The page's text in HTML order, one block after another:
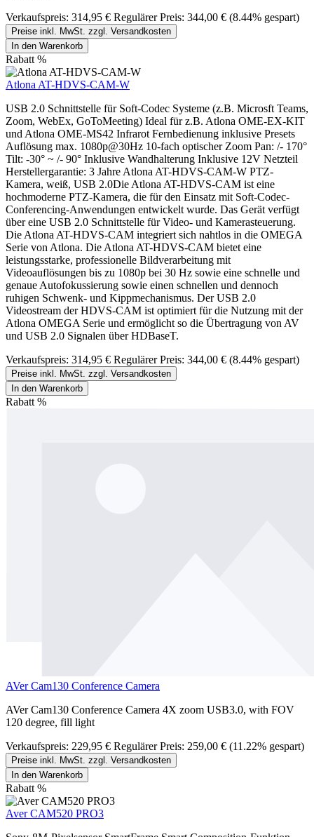
Verkaufspreis: 314,95 € Regulärer Preis: 344,00 € (8.44% gespart)
Preise inkl. MwSt. zzgl. Versandkosten
In den Warenkorb
Rabatt %
Atlona AT-HDVS-CAM-W
USB 2.0 Schnittstelle für Soft-Codec Systeme (z.B. Microsft Teams,
Zoom, WebEx, GoToMeeting) Ideal für z.B. Atlona OME-EX-KIT
und Atlona OME-MS42 Infrarot Fernbedienung inklusive Presets
Auflösung max. 1080p@30Hz 10-fach optischer Zoom Pan: /- 170°
Tilt: -30° ~ /- 90° Inklusive Wandhalterung Inklusive 12V Netzteil
Herstellergarantie: 3 Jahre Atlona AT-HDVS-CAM-W PTZ-
Kamera, weiß, USB 2.0Die Atlona AT-HDVS-CAM ist eine
hochmoderne PTZ-Kamera, die für den Einsatz mit Soft-Codec-
Conferencing-Anwendungen entwickelt wurde. Das Gerät verfügt
über eine USB 2.0 Schnittstelle für Video- und Kamerasteuerung.
Die Atlona AT-HDVS-CAM integriert sich nahtlos in die OMEGA
Serie von Atlona. Die Atlona AT-HDVS-CAM bietet eine
leistungsstarke, professionelle Bildverarbeitung mit
Videoauflösungen bis zu 1080p bei 30 Hz sowie eine schnelle und
genaue Autofokussierung sowie einen schnellen und dennoch
ruhigen Schwenk- und Kippmechanismus. Der USB 2.0
Videostream der HDVS-CAM ist optimiert für die Nutzung mit der
Atlona OMEGA Serie und ermöglicht so die Übertragung von AV
und USB 2.0 Signalen über HDBaseT.
Verkaufspreis: 314,95 € Regulärer Preis: 344,00 € (8.44% gespart)
Preise inkl. MwSt. zzgl. Versandkosten
In den Warenkorb
Rabatt %
AVer Cam130 Conference Camera
AVer Cam130 Conference Camera 4X zoom USB3.0, with FOV
120 degree, fill light
Verkaufspreis: 229,95 € Regulärer Preis: 259,00 € (11.22% gespart)
Preise inkl. MwSt. zzgl. Versandkosten
In den Warenkorb
Rabatt %
Aver CAM520 PRO3